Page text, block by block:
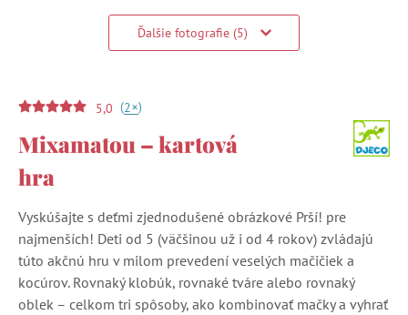
Ďalšie fotografie (5)
5,0 (2+)
Mixamatou – kartová
hra
Vyskúšajte s deťmi zjednodušené obrázkové Prší! pre
najmenších! Deti od 5 (väčšinou už i od 4 rokov) zvládajú
túto akčnú hru v milom prevedení veselých mačičiek a
kocúrov. Rovnaký klobúk, rovnaké tváre alebo rovnaký
oblek – celkom tri spôsoby, ako kombinovať mačky a vyhrať